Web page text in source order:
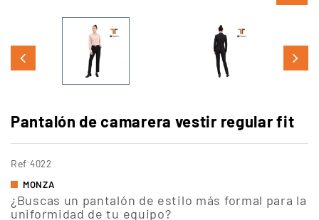
Pantalón de camarera vestir regular fit
Ref 4022
MONZA
¿Buscas un pantalón de estilo más formal para la
uniformidad de tu equipo?